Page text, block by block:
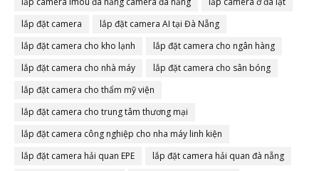
lắp đặt camera
lắp đặt camera AI tại Đà Nẵng
lắp đặt camera cho kho lạnh
lắp đặt camera cho ngân hàng
lắp đặt camera cho nhà máy
lắp đặt camera cho sân bóng
lắp đặt camera cho thẩm mỹ viện
lắp đặt camera cho trung tâm thương mại
lắp đặt camera công nghiệp cho nha máy linh kiện
lắp đặt camera hải quan EPE
lắp đặt camera hải quan đà nẵng